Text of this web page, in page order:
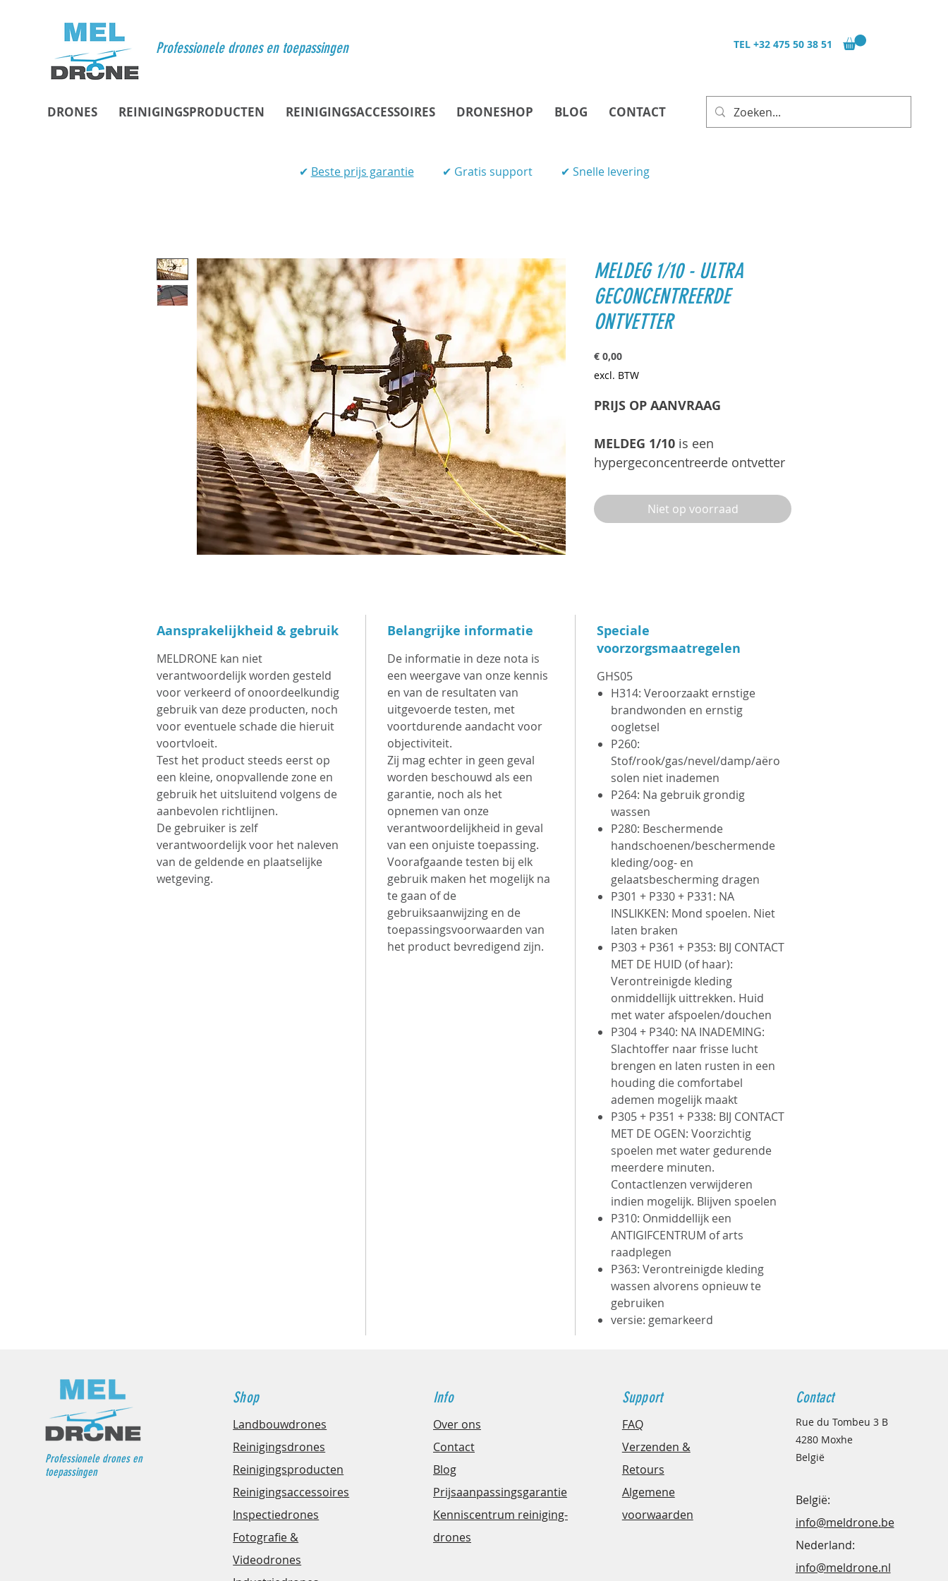
Professionele drones en toepassingen
DRONES REINIGINGSPRODUCTEN REINIGINGSACCESSOIRES DRONESHOP BLOG CONTACT
TEL +32 475 50 38 51
MELDEG 1/10 - ULTRA
GECONCENTREERDE
ONTVETTER
€ 0,00Prijs
excl. BTW
PRIJS OP AANVRAAG
MELDEG 1/10 is een
hypergeconcentreerde ontvetter
vervuilde oppervlakken.
Geschikt voor voertuigen,
per bidon van 20 liter.
Aantrekkelijke kortingen
afhankelijk van de afgenomen
hoeveelheid. Prijzen op aanvraag
via e-mail.
Verwijdert moeiteloos olie, vet,
koolwaterstoffen, dieselresten,
remstof en roet.
Kan worden gebruikt als
krachtige booster in combinatie
met andere
reinigingsproducten (bvb met
MELWASH 17 ) met een
verhouding van 1/10 of minder.
Belangrijk – veiligheidsproduct
Dit product is sterk
geconcentreerd en vereist
correcte verdunning,
beschermingsmiddelen en
verplicht naspoelen. Altijd eerst
testen.
Sterke punten
Hypergeconcentreerd – puur
of verdund te gebruiken
Zeer effectief tegen olie, vet en
hardnekkige vervuiling
Geschikt voor voertuigen en
industriële oppervlakken
Laat geen sporen na
Bevat geen zuur
Geschikt voor:
Personenwagens en
stalen platen
Verwijderen van
bandensporen en zwarte
rooksporen
MELDEG 1/10is perfect geschikt
Niet op voorraad
Aansprakelijkheid & gebruik
MELDRONE kan niet
verantwoordelijk worden gesteld
voor verkeerd of onoordeelkundig
gebruik van deze producten, noch
voor eventuele schade die hieruit
voortvloeit.
Test het product steeds eerst op
een kleine, onopvallende zone en
gebruik het uitsluitend volgens de
aanbevolen richtlijnen.
De gebruiker is zelf
verantwoordelijk voor het naleven
van de geldende en plaatselijke
wetgeving.
Belangrijke informatie
De informatie in deze nota is
een weergave van onze kennis
en van de resultaten van
uitgevoerde testen, met
voortdurende aandacht voor
objectiviteit.
Zij mag echter in geen geval
worden beschouwd als een
garantie, noch als het
opnemen van onze
verantwoordelijkheid in geval
van een onjuiste toepassing.
Voorafgaande testen bij elk
gebruik maken het mogelijk na
te gaan of de
gebruiksaanwijzing en de
toepassingsvoorwaarden van
het product bevredigend zijn.
Speciale
voorzorgsmaatregelen
GHS05
H314: Veroorzaakt ernstige
brandwonden en ernstig
oogletsel
P260:
Stof/rook/gas/nevel/damp/aëro
solen niet inademen
P264: Na gebruik grondig
wassen
P280: Beschermende
handschoenen/beschermende
kleding/oog- en
gelaatsbescherming dragen
P301 + P330 + P331: NA
INSLIKKEN: Mond spoelen. Niet
laten braken
P303 + P361 + P353: BIJ CONTACT
MET DE HUID (of haar):
Verontreinigde kleding
onmiddellijk uittrekken. Huid
met water afspoelen/douchen
P304 + P340: NA INADEMING:
Slachtoffer naar frisse lucht
brengen en laten rusten in een
houding die comfortabel
ademen mogelijk maakt
P305 + P351 + P338: BIJ CONTACT
MET DE OGEN: Voorzichtig
spoelen met water gedurende
meerdere minuten.
Contactlenzen verwijderen
indien mogelijk. Blijven spoelen
P310: Onmiddellijk een
ANTIGIFCENTRUM of arts
raadplegen
P363: Verontreinigde kleding
wassen alvorens opnieuw te
gebruiken
versie: gemarkeerd
✔ Beste prijs garantie ✔ Gratis support ✔ Snelle levering
Professionele drones en
toepassingen
Shop
Landbouwdrones
Reinigingsdrones
Reinigingsproducten
Reinigingsaccessoires
Inspectiedrones
Fotografie &
Videodrones
Info
Over ons
Contact
Blog
Prijsaanpassingsgarantie
Kenniscentrum reiniging-
drones
Support
FAQ
Verzenden &
Retours
Algemene
voorwaarden
Contact
Rue du Tombeu 3 B
4280 Moxhe
België
België:
info@meldrone.be
Nederland:
info@meldrone.nl